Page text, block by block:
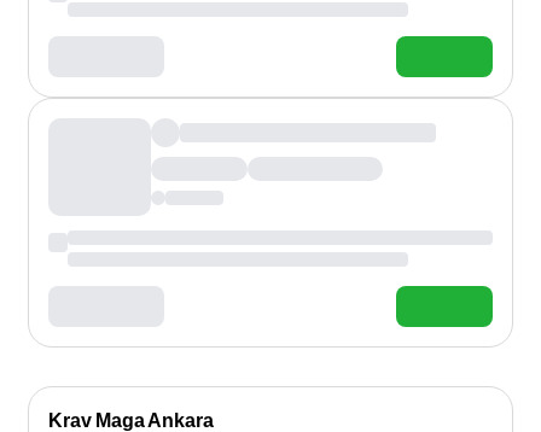
Krav Maga Ankara